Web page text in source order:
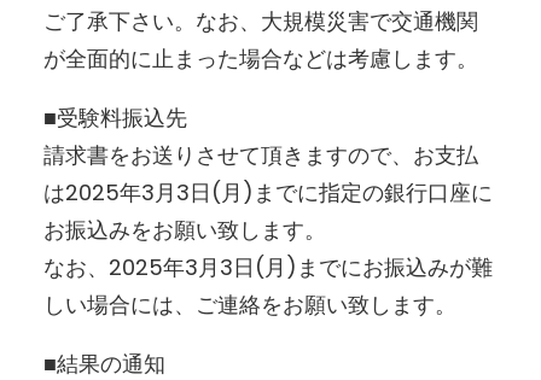
ご了承下さい。なお、大規模災害で交通機関
が全面的に止まった場合などは考慮します。
■受験料振込先
請求書をお送りさせて頂きますので、お支払
は2025年3月3日(月)までに指定の銀行口座に
お振込みをお願い致します。
なお、2025年3月3日(月)までにお振込みが難
しい場合には、ご連絡をお願い致します。
■結果の通知